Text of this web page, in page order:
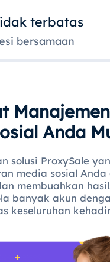
terbatas
bersamaan
Anda
solusi ProxySale
media sosial
membuahkan
banyak akun
keseluruhan